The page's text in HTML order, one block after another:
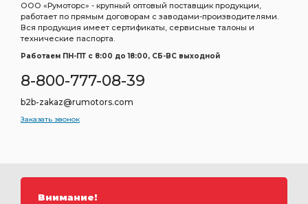
ООО «Румоторс» - крупный оптовый поставщик продукции,
работает по прямым договорам с заводами-производителями.
Вся продукция имеет сертификаты, сервисные талоны и
технические паспорта.
Работаем ПН-ПТ c 8:00 до 18:00, СБ-ВС выходной
8-800-777-08-39
b2b-zakaz@rumotors.com
Заказать звонок
Внимание!